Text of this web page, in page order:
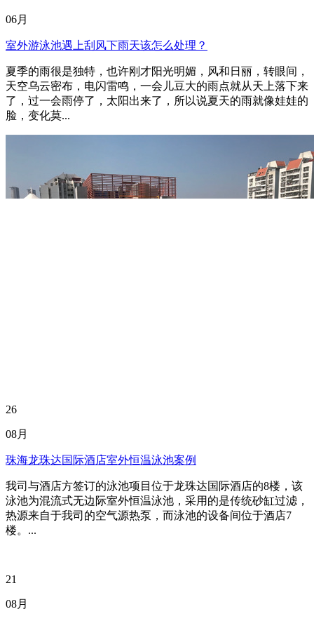
夏季的雨很是独特，也许刚才阳光明媚，风和日丽，转眼间，
天空乌云密布，电闪雷鸣，一会儿豆大的雨点就从天上落下来
了，过一会雨停了，太阳出来了，所以说夏天的雨就像娃娃的
脸，变化莫...
我司与酒店方签订的泳池项目位于龙珠达国际酒店的8楼，该
泳池为混流式无边际室外恒温泳池，采用的是传统砂缸过滤，
热源来自于我司的空气源热泵，而泳池的设备间位于酒店7